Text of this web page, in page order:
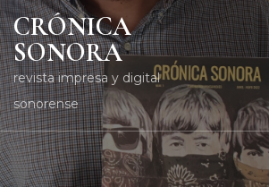
CRÓNICA
SONORA
revista impresa y digital
sonorense